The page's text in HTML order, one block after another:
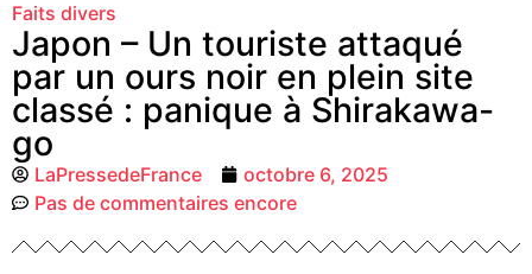
Faits divers
Japon – Un touriste attaqué
par un ours noir en plein site
classé : panique à Shirakawa-
go
LaPressedeFrance
octobre 6, 2025
Pas de commentaires encore